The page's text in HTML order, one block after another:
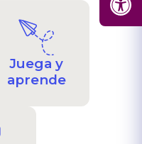
Juega y
aprende